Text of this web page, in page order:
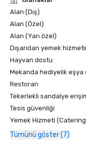
Alan (Dış)
Alan (Özel)
Alan (Yarı özel)
Dışarıdan yemek
Hayvan dostu
Mekanda hediyelik eşya
Restoran
Tekerlekli sandalye
Tesis güvenliği
Yemek Hizmeti
Tümünü göster (7)